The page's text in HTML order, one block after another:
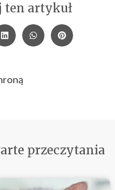
ten artykuł
przeczytania